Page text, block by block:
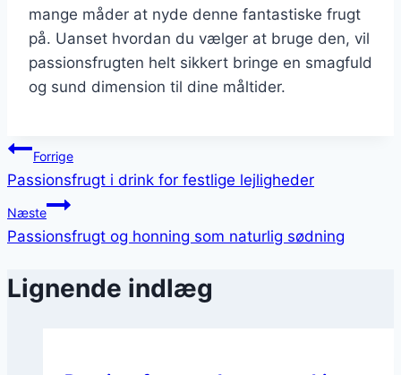
mange måder at nyde denne fantastiske frugt
på. Uanset hvordan du vælger at bruge den, vil
passionsfrugten helt sikkert bringe en smagfuld
og sund dimension til dine måltider.
Indlægsnavigation
Forrige
Passionsfrugt i drink for festlige lejligheder
Næste
Passionsfrugt og honning som naturlig sødning
Lignende indlæg